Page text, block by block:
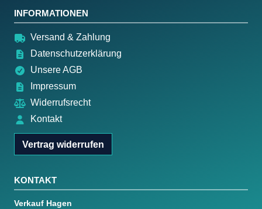
INFORMATIONEN
Versand & Zahlung
Datenschutzerklärung
Unsere AGB
Impressum
Widerrufsrecht
Kontakt
Vertrag widerrufen
KONTAKT
Verkauf Hagen